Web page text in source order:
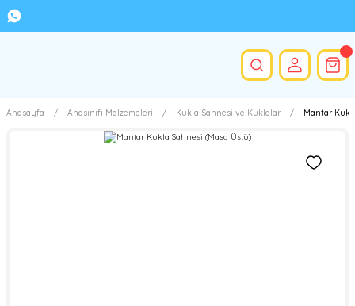
Anasayfa Anasınıfı Malzemeleri Kukla Sahnesi ve Kuklalar Mantar